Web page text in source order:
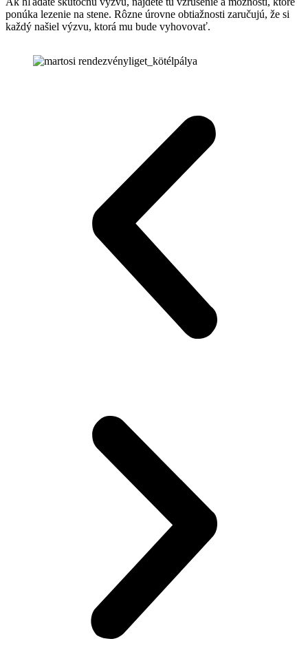
ponúka lezenie na stene. Rôzne úrovne obtiažnosti zaručujú, že si
každý našiel výzvu, ktorá mu bude vyhovovať.